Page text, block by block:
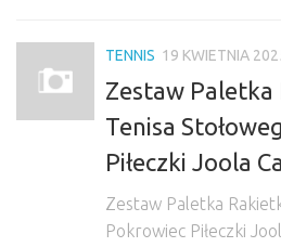
TENNIS 19 KWIETNIA
Zestaw Paletka
Tenisa
Piłeczki Joola
Zestaw Paletka
Pokrowiec Piłeczki